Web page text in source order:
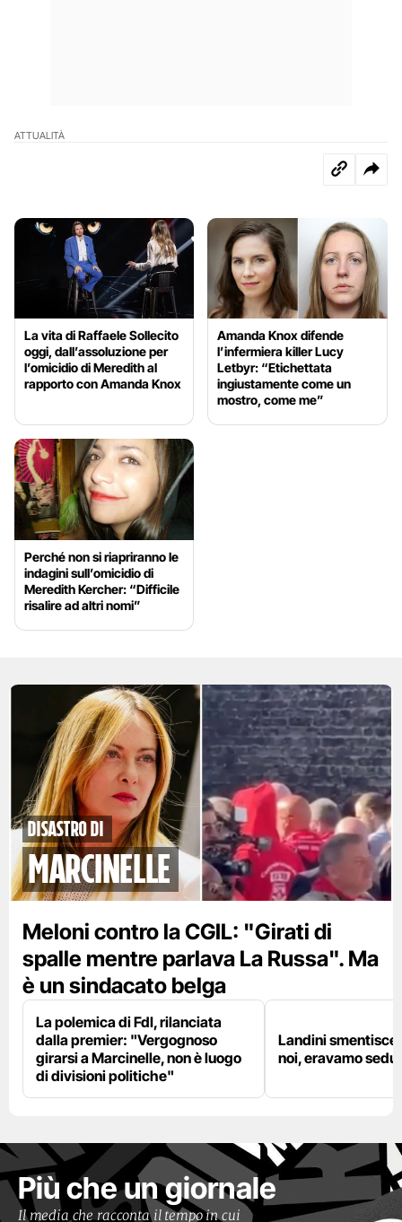
ATTUALITÀ
La vita di Raffaele Sollecito
oggi, dall’assoluzione per
l’omicidio di Meredith al
rapporto con Amanda Knox
Amanda Knox difende
l’infermiera killer Lucy
Letbyr: “Etichettata
ingiustamente come un
mostro, come me”
Perché non si riapriranno le
indagini sull’omicidio di
Meredith Kercher: “Difficile
risalire ad altri nomi”
disastro di
marcinelle
Meloni contro la CGIL: "Girati di
spalle mentre parlava La Russa". Ma
è un sindacato belga
La polemica di FdI, rilanciata
dalla premier: "Vergognoso
girarsi a Marcinelle, non è luogo
di divisioni politiche"
Landini
noi, eravamo
Più che un giornale
Il media che racconta il tempo in cui